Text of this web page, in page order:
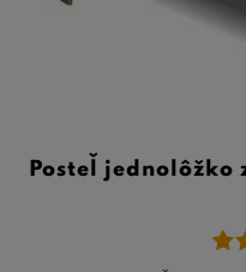
Posteľ jednolôžko